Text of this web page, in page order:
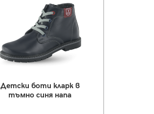
Детски боти кларк в
тъмно синя напа